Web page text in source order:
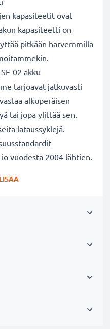
kapasiteetit ovat
kapasiteetti on
pitkään harvemmilla
02 akku
tarjoavat jatkuvasti
alkuperäisen
tai jopa ylittää sen.
lataussyklejä.
vuodesta 2004 lähtien.